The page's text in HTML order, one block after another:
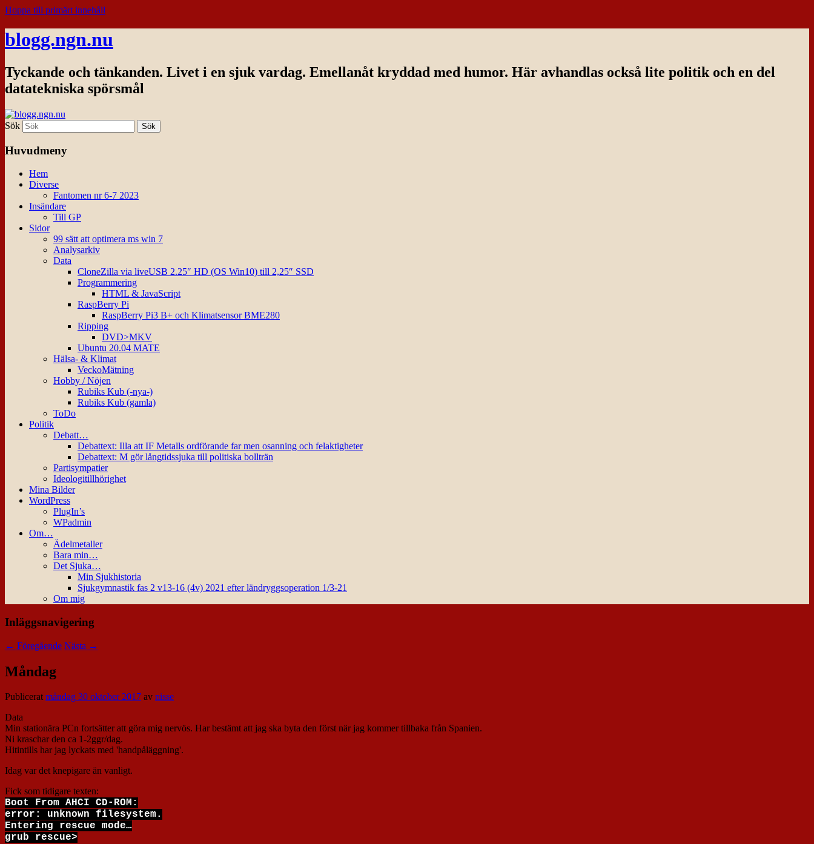
Hoppa till primärt innehåll
blogg.ngn.nu
Tyckande och tänkanden. Livet i en sjuk vardag. Emellanåt kryddad med humor. Här avhandlas också lite politik och en del
datatekniska spörsmål
Sök
Huvudmeny
Hem
Diverse
Fantomen nr 6-7 2023
Insändare
Till GP
Sidor
99 sätt att optimera ms win 7
Analysarkiv
Data
CloneZilla via liveUSB 2.25″ HD (OS Win10) till 2,25″ SSD
Programmering
HTML & JavaScript
RaspBerry Pi
RaspBerry Pi3 B+ och Klimatsensor BME280
Ripping
DVD>MKV
Ubuntu 20.04 MATE
Hälsa- & Klimat
VeckoMätning
Hobby / Nöjen
Rubiks Kub (-nya-)
Rubiks Kub (gamla)
ToDo
Politik
Debatt…
Debattext: Illa att IF Metalls ordförande far men osanning och felaktigheter
Debattext: M gör långtidssjuka till politiska bollträn
Partisympatier
Ideologitillhörighet
Mina Bilder
WordPress
PlugIn’s
WPadmin
Om…
Ädelmetaller
Bara min…
Det Sjuka…
Min Sjukhistoria
Sjukgymnastik fas 2 v13-16 (4v) 2021 efter ländryggsoperation 1/3-21
Om mig
Inläggsnavigering
← Föregående Nästa →
Måndag
Publiceratmåndag 30 oktober 2017 av nisse
Data
Min stationära PCn fortsätter att göra mig nervös. Har bestämt att jag ska byta den först när jag kommer tillbaka från Spanien.
Ni kraschar den ca 1-2ggr/dag.
Hitintills har jag lyckats med 'handpåläggning'.
Idag var det knepigare än vanligt.
Fick som tidigare texten:
Boot From AHCI CD-ROM:
error: unknown filesystem.
Entering rescue mode…
grub rescue>